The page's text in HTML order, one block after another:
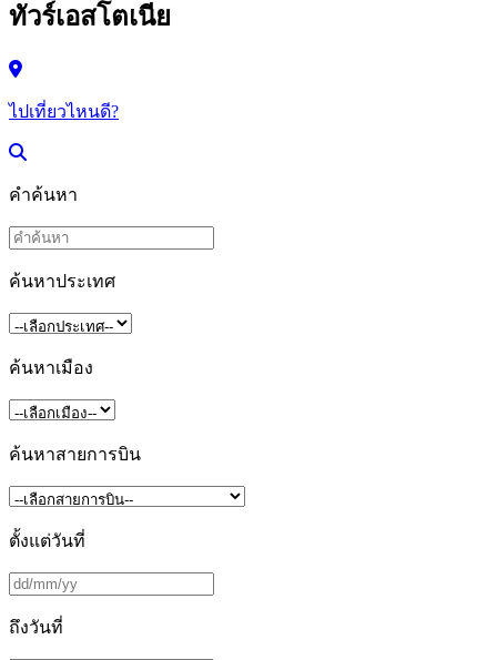
ทัวร์เอสโตเนีย
ไปเที่ยวไหนดี?
คำค้นหา
ค้นหาประเทศ
ค้นหาเมือง
ค้นหาสายการบิน
ตั้งแต่วันที่
ถึงวันที่